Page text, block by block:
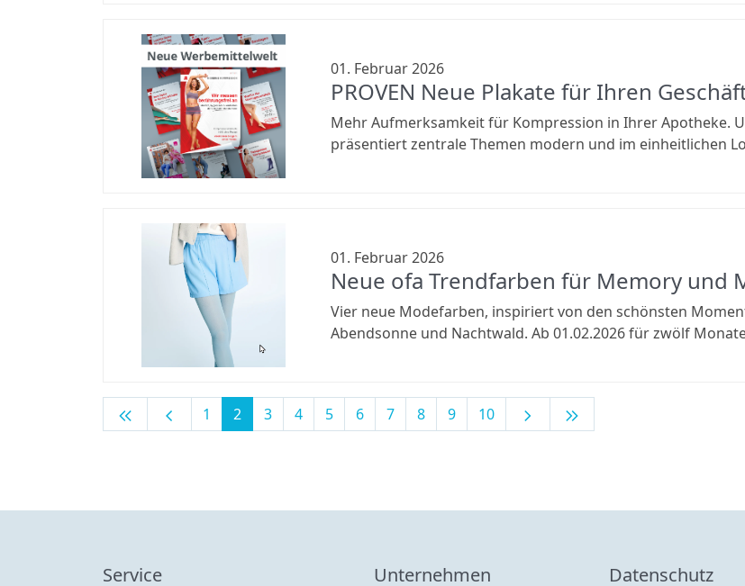
01. Februar 2026
PROVEN Neue Plakate für Ihren
Mehr Aufmerksamkeit für Kompression in Ihrer Apotheke.
präsentiert zentrale Themen modern und im einheitlichen
01. Februar 2026
Neue ofa Trendfarben für Memory und
Vier neue Modefarben, inspiriert von den schönsten
Abendsonne und Nachtwald. Ab 01.02.2026 für zwölf
keyboard_double_arrow_left chevron_left 1 2 3 4 5 6 7 8 9 10 chevron_right keyboard_double_arrow_right
Service Unternehmen Datenschutz